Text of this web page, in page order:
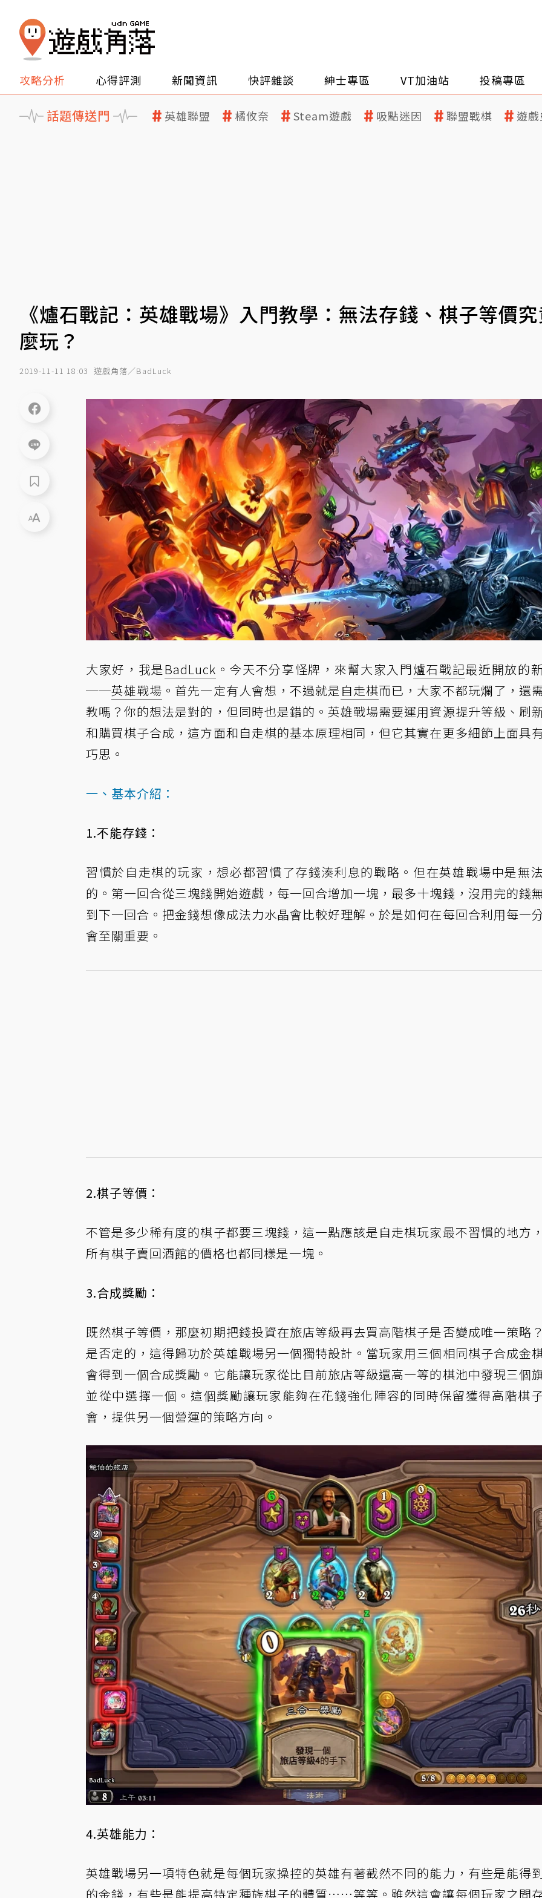
攻略分析 心得評測 新聞資訊 快評雜談 紳士專區 VT加油站 投稿專區
話題傳送門 英雄聯盟 橘攸奈 Steam遊戲 吸點迷因 聯盟戰棋 遊
《爐石戰記：英雄戰場》入門教學：無法存錢、棋子等價
麼玩？
2019-11-11 18:03 遊戲角落／BadLuck
大家好，我是BadLuck 。今天不分享怪牌，來幫大家入門爐石戰記最近開放的
──英雄戰場 。首先一定有人會想，不過就是自走棋而已，大家不都玩爛了，還
教嗎？你的想法是對的，但同時也是錯的。英雄戰場需要運用資源提升等級、刷
和購買棋子合成，這方面和自走棋的基本原理相同，但它其實在更多細節上面具
巧思。
一、基本介紹：
1.不能存錢：
習慣於自走棋的玩家，想必都習慣了存錢湊利息的戰略。但在英雄戰場中是無
的。第一回合從三塊錢開始遊戲，每一回合增加一塊，最多十塊錢，沒用完的錢
到下一回合。把金錢想像成法力水晶會比較好理解。於是如何在每回合利用每一
會至關重要。
2.棋子等價：
不管是多少稀有度的棋子都要三塊錢，這一點應該是自走棋玩家最不習慣的地方
所有棋子賣回酒館的價格也都同樣是一塊。
3.合成獎勵：
既然棋子等價，那麼初期把錢投資在旅店等級再去買高階棋子是否變成唯一策略
是否定的，這得歸功於英雄戰場另一個獨特設計。當玩家用三個相同棋子合成金
會得到一個合成獎勵。它能讓玩家從比目前旅店等級還高一等的棋池中發現三個
並從中選擇一個。這個獎勵讓玩家能夠在花錢強化陣容的同時保留獲得高階棋
會，提供另一個營運的策略方向。
4.英雄能力：
英雄戰場另一項特色就是每個玩家操控的英雄有著截然不同的能力，有些是能得
的金錢，有些是能提高特定種族棋子的體質……等等。雖然這會讓每個玩家之間